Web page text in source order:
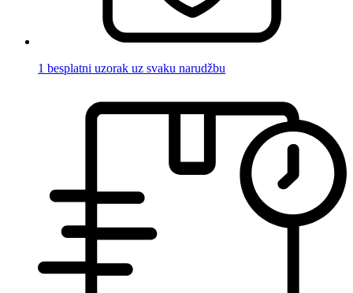
1 besplatni uzorak uz svaku narudžbu